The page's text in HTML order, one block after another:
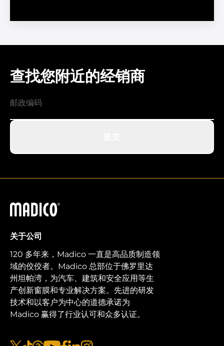
查找您附近的经销商
马迪科
关于公司
120 多年来，Madico 一直是高品质制造领
域的佼佼者。Madico 总部位于佛罗里达
州坦帕湾，为汽车、建筑和安全应用等生
产创新窗膜和专业解决方案。先进的研发
技术和以客户为中心的道德承诺为
Madico 赢得了行业认可和众多认证。